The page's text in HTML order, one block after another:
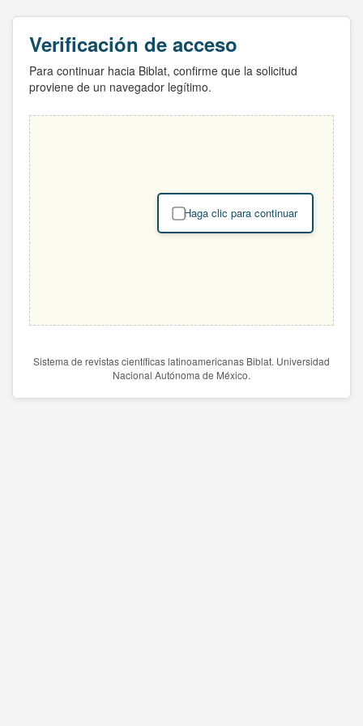
Verificación de acceso
Para continuar hacia Biblat, confirme que la solicitud
proviene de un navegador legítimo.
Haga clic para continuar
Sistema de revistas científicas latinoamericanas Biblat. Universidad
Nacional Autónoma de México.